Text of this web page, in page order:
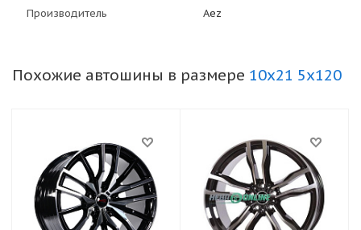
Производитель Aez
Похожие автошины в размере 10x21 5x120